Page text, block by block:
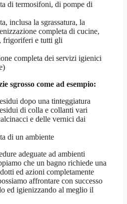
di termosifoni, di pompe di
inclusa la sgrassatura, la
completa di cucine,
frigoriferi e tutti gli
completa dei servizi igienici
sgrosso come ad esempio:
dopo una tinteggiatura
di colla e collanti vari
e delle vernici dai
di un ambiente
adeguate ad ambienti
che un bagno richiede una
ed azioni completamente
affrontare con successo
ed igienizzando al meglio il